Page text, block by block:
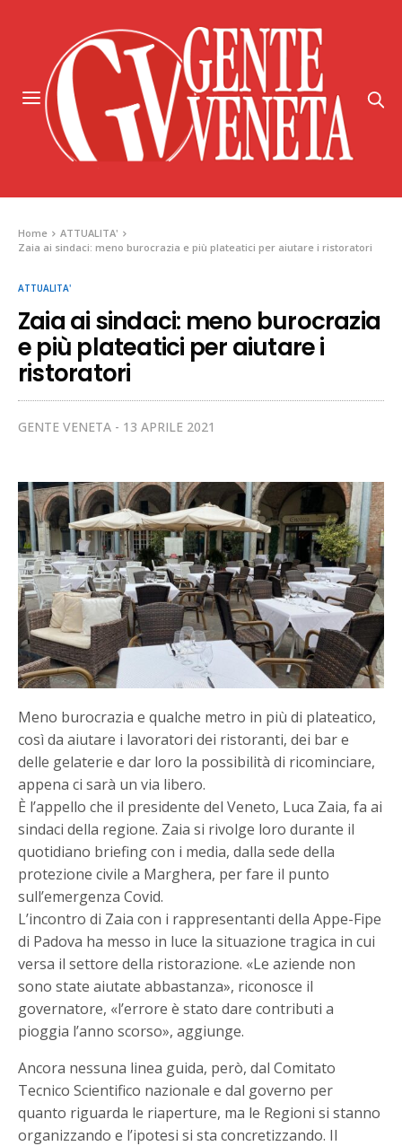
Home
ATTUALITA'
Zaia ai sindaci: meno burocrazia e più plateatici per aiutare i ristoratori
ATTUALITA'
Zaia ai sindaci: meno burocrazia
e più plateatici per aiutare i
ristoratori
GENTE VENETA 13 APRILE 2021
Meno burocrazia e qualche metro in più di plateatico,
così da aiutare i lavoratori dei ristoranti, dei bar e
delle gelaterie e dar loro la possibilità di ricominciare,
appena ci sarà un via libero.
È l’appello che il presidente del Veneto, Luca Zaia, fa ai
sindaci della regione. Zaia si rivolge loro durante il
quotidiano briefing con i media, dalla sede della
protezione civile a Marghera, per fare il punto
sull’emergenza Covid.
L’incontro di Zaia con i rappresentanti della Appe-Fipe
di Padova ha messo in luce la situazione tragica in cui
versa il settore della ristorazione. «Le aziende non
sono state aiutate abbastanza», riconosce il
governatore, «l’errore è stato dare contributi a
pioggia l’anno scorso», aggiunge.
Ancora nessuna linea guida, però, dal Comitato
Tecnico Scientifico nazionale e dal governo per
quanto riguarda le riaperture, ma le Regioni si stanno
organizzando e l’ipotesi si sta concretizzando. Il